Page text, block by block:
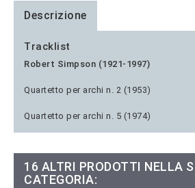
Descrizione
Tracklist
Robert Simpson (1921-1997)
Quartetto per archi n. 2 (1953)
Quartetto per archi n. 5 (1974)
16 ALTRI PRODOTTI NELLA
CATEGORIA: